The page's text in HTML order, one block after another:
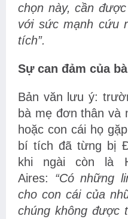
chọn này, cần
với sức mạnh cứu
tích”.
Sự can đảm của
Bản văn lưu ý:
bà mẹ đơn thân và
hoặc con cái họ
bí tích đã từng bị
khi ngài còn là
Aires: “Có những
cho con cái của
chúng không được